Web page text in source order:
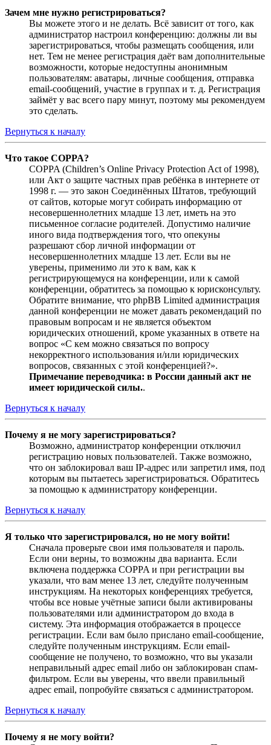
Зачем мне нужно регистрироваться?
Вы можете этого и не делать. Всё зависит от того, как
администратор настроил конференцию: должны ли вы
зарегистрироваться, чтобы размещать сообщения, или
нет. Тем не менее регистрация даёт вам дополнительные
возможности, которые недоступны анонимным
пользователям: аватары, личные сообщения, отправка
email-сообщений, участие в группах и т. д. Регистрация
займёт у вас всего пару минут, поэтому мы рекомендуем
это сделать.
Вернуться к началу
Что такое COPPA?
COPPA (Children’s Online Privacy Protection Act of 1998),
или Акт о защите частных прав ребёнка в интернете от
1998 г. — это закон Соединённых Штатов, требующий
от сайтов, которые могут собирать информацию от
несовершеннолетних младше 13 лет, иметь на это
письменное согласие родителей. Допустимо наличие
иного вида подтверждения того, что опекуны
разрешают сбор личной информации от
несовершеннолетних младше 13 лет. Если вы не
уверены, применимо ли это к вам, как к
регистрирующемуся на конференции, или к самой
конференции, обратитесь за помощью к юрисконсульту.
Обратите внимание, что phpBB Limited администрация
данной конференции не может давать рекомендаций по
правовым вопросам и не является объектом
юридических отношений, кроме указанных в ответе на
вопрос «С кем можно связаться по вопросу
некорректного использования и/или юридических
вопросов, связанных с этой конференцией?».
Примечание переводчика: в России данный акт не
имеет юридической силы..
Вернуться к началу
Почему я не могу зарегистрироваться?
Возможно, администратор конференции отключил
регистрацию новых пользователей. Также возможно,
что он заблокировал ваш IP-адрес или запретил имя, под
которым вы пытаетесь зарегистрироваться. Обратитесь
за помощью к администратору конференции.
Вернуться к началу
Я только что зарегистрировался, но не могу войти!
Сначала проверьте свои имя пользователя и пароль.
Если они верны, то возможны два варианта. Если
включена поддержка COPPA и при регистрации вы
указали, что вам менее 13 лет, следуйте полученным
инструкциям. На некоторых конференциях требуется,
чтобы все новые учётные записи были активированы
пользователями или администратором до входа в
систему. Эта информация отображается в процессе
регистрации. Если вам было прислано email-сообщение,
следуйте полученным инструкциям. Если email-
сообщение не получено, то возможно, что вы указали
неправильный адрес email либо он заблокирован спам-
фильтром. Если вы уверены, что ввели правильный
адрес email, попробуйте связаться с администратором.
Вернуться к началу
Почему я не могу войти?